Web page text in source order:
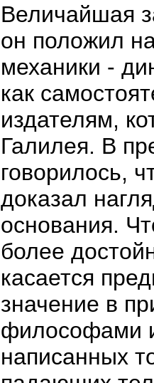
Величайшая
он положил
механики -
как
издателям,
Галилея. В
говорилось,
доказал
основания.
более
касается
значение в
философами
написанных